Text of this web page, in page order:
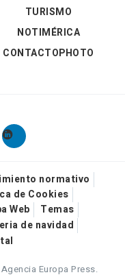
TURISMO
NOTIMÉRICA
CONTACTOPHOTO
normativo
de Cookies
Web
Temas
de navidad
Europa Press.